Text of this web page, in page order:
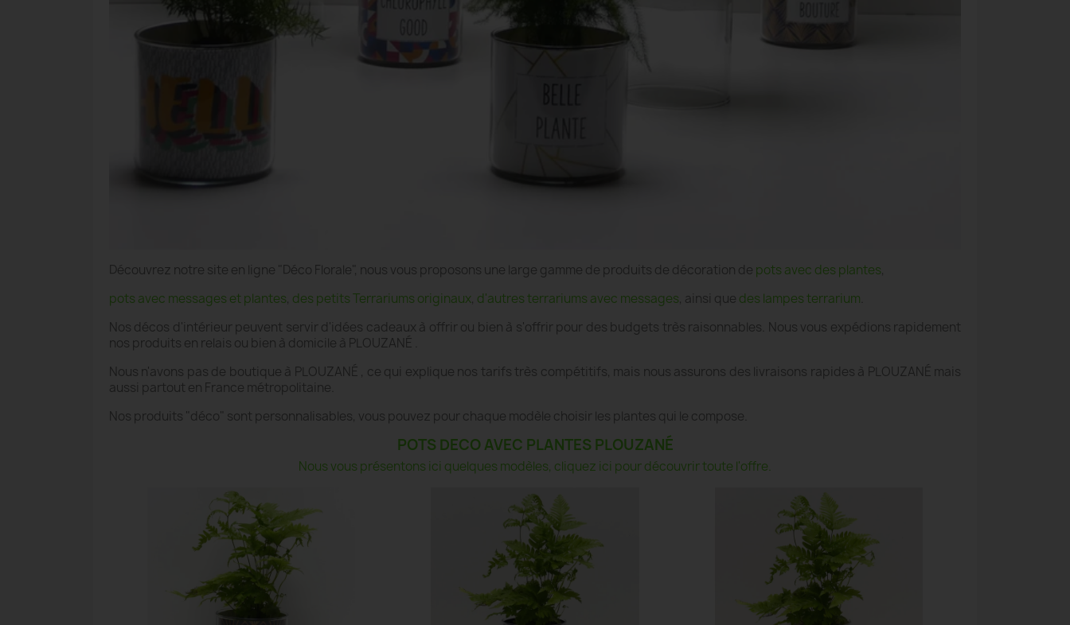
Découvrez notre site en ligne "Déco Florale", nous vous proposons une large gamme de produits de décoration de pots avec des plantes,
pots avec messages et plantes, des petits Terrariums originaux, d'autres terrariums avec messages, ainsi que des lampes terrarium
Nos décos d'intérieur peuvent servir d'idées cadeaux à offrir ou bien à s'offrir pour des budgets très raisonnables. Nous vous expédions rapidement
nos produits en relais ou bien à domicile à PLOUZANÉ .
Nous n'avons pas de boutique à PLOUZANÉ , ce qui explique nos tarifs très compétitifs, mais nous assurons des livraisons rapides à PLOUZANÉ mais
aussi partout en France métropolitaine.
Nos produits "déco" sont personnalisables, vous pouvez pour chaque modèle choisir les plantes qui le compose.
POTS DECO AVEC PLANTES PLOUZANÉ
Nous vous présentons ici quelques modèles, cliquez ici pour découvrir toute l'offre.